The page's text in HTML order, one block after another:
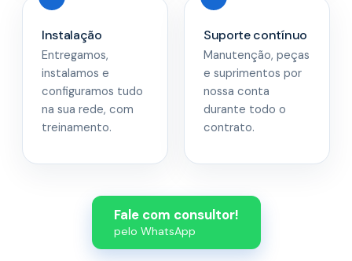
Instalação
Entregamos,
instalamos e
configuramos tudo
na sua rede, com
treinamento.
Suporte contínuo
Manutenção, peças
e suprimentos por
nossa conta
durante todo o
contrato.
Fale com consultor!
pelo WhatsApp